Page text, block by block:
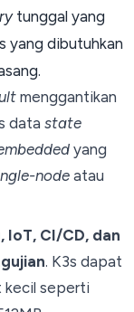
tunggal yang
yang dibutuhkan
menggantikan
data state
yang
nodeatau
IoT, CI/CD, dan
. K3s dapat
kecil seperti